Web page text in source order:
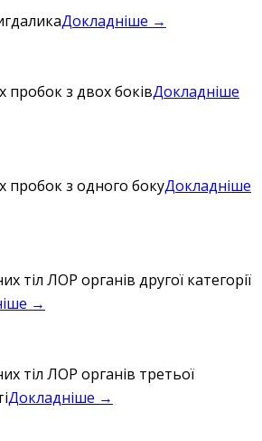
Докладніше →
пробок з двох боківДокладніше
пробок з одного бокуДокладніше
тіл ЛОР органів другої категорії
→
тіл ЛОР органів третьої
Докладніше →